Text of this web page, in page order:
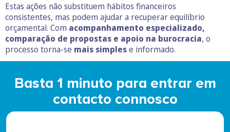
Estas ações não substituem hábitos financeiros
consistentes, mas podem ajudar a recuperar equilíbrio
orçamental. Com acompanhamento especializado,
comparação de propostas e apoio na burocracia, o
processo torna-se mais simplese informado.
Basta 1 minuto para entrar em
contacto connosco